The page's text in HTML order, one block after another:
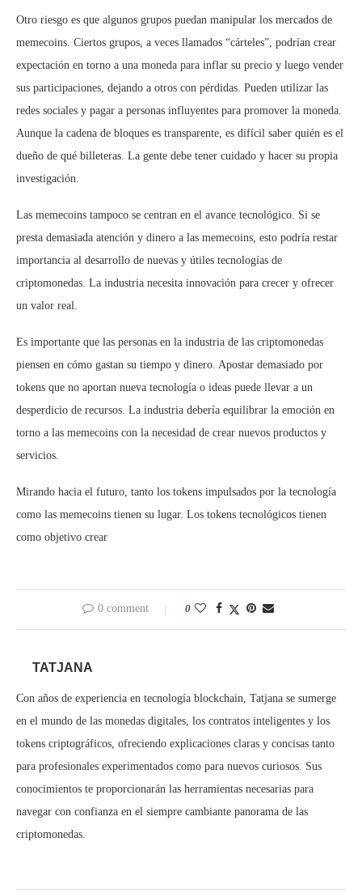
Otro riesgo es que algunos grupos puedan manipular los mercados de
memecoins. Ciertos grupos, a veces llamados “cárteles”, podrían crear
expectación en torno a una moneda para inflar su precio y luego vender
sus participaciones, dejando a otros con pérdidas. Pueden utilizar las
redes sociales y pagar a personas influyentes para promover la moneda.
Aunque la cadena de bloques es transparente, es difícil saber quién es el
dueño de qué billeteras. La gente debe tener cuidado y hacer su propia
investigación.
Las memecoins tampoco se centran en el avance tecnológico. Si se
presta demasiada atención y dinero a las memecoins, esto podría restar
importancia al desarrollo de nuevas y útiles tecnologías de
criptomonedas. La industria necesita innovación para crecer y ofrecer
un valor real.
Es importante que las personas en la industria de las criptomonedas
piensen en cómo gastan su tiempo y dinero. Apostar demasiado por
tokens que no aportan nueva tecnología o ideas puede llevar a un
desperdicio de recursos. La industria debería equilibrar la emoción en
torno a las memecoins con la necesidad de crear nuevos productos y
servicios.
Mirando hacia el futuro, tanto los tokens impulsados por la tecnología
como las memecoins tienen su lugar. Los tokens tecnológicos tienen
como objetivo crear
0 comment 0
TATJANA
Con años de experiencia en tecnología blockchain, Tatjana se sumerge
en el mundo de las monedas digitales, los contratos inteligentes y los
tokens criptográficos, ofreciendo explicaciones claras y concisas tanto
para profesionales experimentados como para nuevos curiosos. Sus
conocimientos te proporcionarán las herramientas necesarias para
navegar con confianza en el siempre cambiante panorama de las
criptomonedas.